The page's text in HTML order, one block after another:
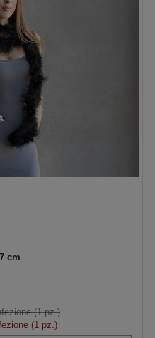
cm
(1 pz.)
(1 pz.)